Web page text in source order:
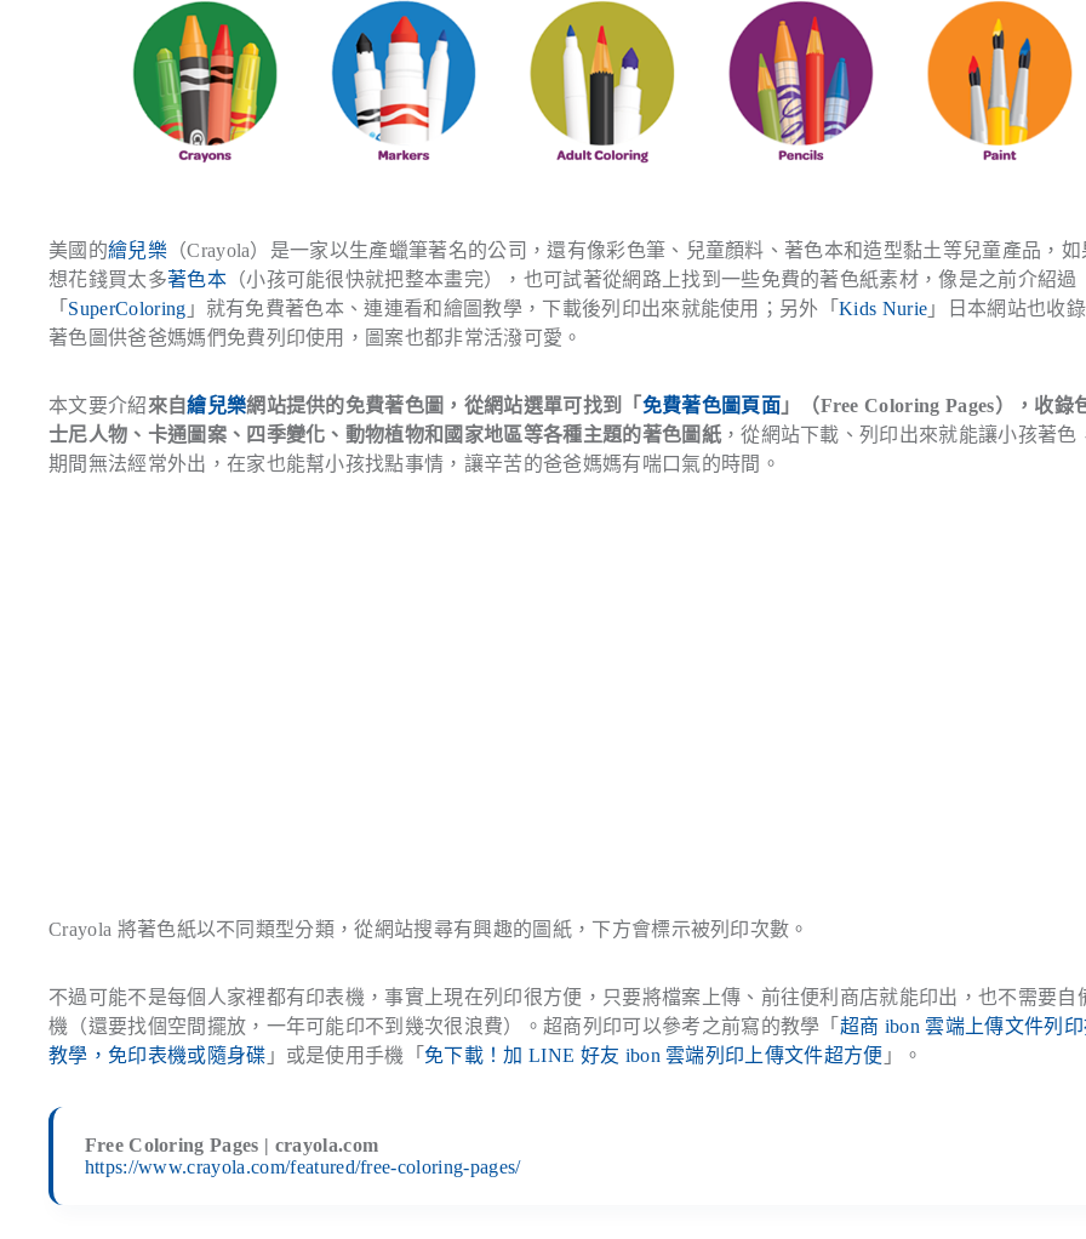
美國的繪兒樂（Crayola）是一家以生產蠟筆著名的公司，還有像彩色筆、兒童顏料、著色本和造型黏土等兒童產品，如
想花錢買太多著色本（小孩可能很快就把整本畫完），也可試著從網路上找到一些免費的著色紙素材，像是之前介紹過
「 SuperColoring 」就有免費著色本、連連看和繪圖教學，下載後列印出來就能使用；另外「Kids Nurie 」日本網站也收
著色圖供爸爸媽媽們免費列印使用，圖案也都非常活潑可愛。
本文要介紹來自繪兒樂網站提供的免費著色圖，從網站選單可找到「 免費著色圖頁面」（Free Coloring Pages），收錄
士尼人物、卡通圖案、四季變化、動物植物和國家地區等各種主題的著色圖紙，從網站下載、列印出來就能讓小孩著色
期間無法經常外出，在家也能幫小孩找點事情，讓辛苦的爸爸媽媽有喘口氣的時間。
Crayola 將著色紙以不同類型分類，從網站搜尋有興趣的圖紙，下方會標示被列印次數。
不過可能不是每個人家裡都有印表機，事實上現在列印很方便，只要將檔案上傳、前往便利商店就能印出，也不需要自
機（還要找個空間擺放，一年可能印不到幾次很浪費）。超商列印可以參考之前寫的教學「 超商 ibon 雲端上傳文件列
教學，免印表機或隨身碟 」或是使用手機「 免下載！加 LINE 好友 ibon 雲端列印上傳文件超方便 」。
Free Coloring Pages | crayola.com
https://www.crayola.com/featured/free-coloring-pages/